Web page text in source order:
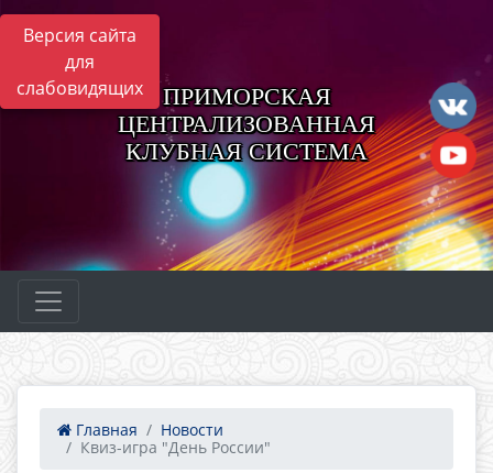
Версия сайта
для
слабовидящих
ПРИМОРСКАЯ
ЦЕНТРАЛИЗОВАННАЯ
КЛУБНАЯ СИСТЕМА
Главная
Новости
Квиз-игра "День России"